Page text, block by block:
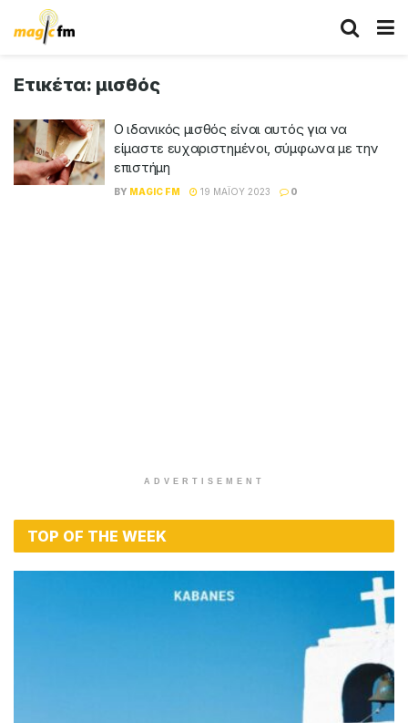
Ετικέτα: μισθός
Ο ιδανικός μισθός είναι αυτός για να
είμαστε ευχαριστημένοι, σύμφωνα με την
επιστήμη
BY MAGIC FM 19 ΜΑΪ́ΟΥ 2023 0
ADVERTISEMENT
TOP OF THE WEEK